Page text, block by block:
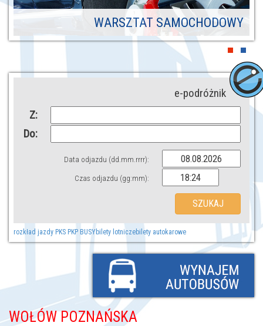
WARSZTAT SAMOCHODOWY
e-podróżnik
Z:
Do:
Data odjazdu (dd.mm.rrrr):
Czas odjazdu (gg:mm):
rozkład jazdy PKS PKP BUSYbilety lotniczebilety autokarowe
WOŁÓW POZNAŃSKA